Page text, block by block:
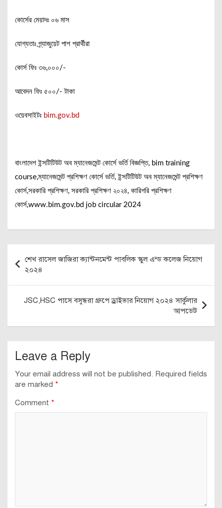
কোর্সের মেয়াদঃ ০৬ মাস
যোগ্যতাঃ গ্র্যাজুয়েট পাশ প্রার্থীরা
কোর্স ফিঃ ৩৬,০০০/-
আবেদন ফিঃ ৫০০/- টাকা
ওয়েবসাইটঃ bim.gov.bd
বাংলাদেশ ইন্সটিটিউট অব ম্যানেজমেন্ট কোর্সে ভর্তি বিজ্ঞপ্তি, bim training
course,ম্যানেজমেন্ট প্রশিক্ষণ কোর্সে ভর্তি, ইন্সটিটিউট অব ম্যানেজমেন্ট প্রশিক্ষণ
কোর্স,সরকারি প্রশিক্ষণ, সরকারি প্রশিক্ষণ ২০২৪, কারিগরি প্রশিক্ষণ
কোর্স,www.bim.gov.bd job circular 2024
navigation
শেখ রাসেল জাজিরা ক্যান্টনমেন্ট পাবলিক স্কুল এন্ড কলেজ নিয়োগ
২০২৪
JSC,HSC পাসে বসুন্ধরা গ্রুপে ড্রাইভার নিয়োগ ২০২৪ সার্কুলার
আপডেট
Leave a Reply
Your email address will not be published. Required fields
are marked *
Comment *